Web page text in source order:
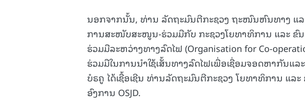
ນອກຈາກນັ້ນ, ທ່ານ ລັດຖະມົນຕີກະຊວງ ຖະໜົນຫົນທາງ ແລ
ການສະໜັບສະໜູນ-ຮ່ວມມືກັບ ກະຊວງໂຍທາທິການ ແລະ ຂົນ
ຮ່ວມມືລະຫວ່າງທາງລົດໄຟ (Organisation for
ຮ່ວມມືໃນການນໍາໃຊ້ເສັ້ນທາງລົດໄຟເພື່ອເຊື່ອມຈອດຫາກັນແ
ບໍຣຄູ ໄດ້ເຊື້ອເຊີນ ທ່ານລັດຖະມົນຕີກະຊວງ ໂຍທາທິການ ແລະ
ອົງການ OSJD.